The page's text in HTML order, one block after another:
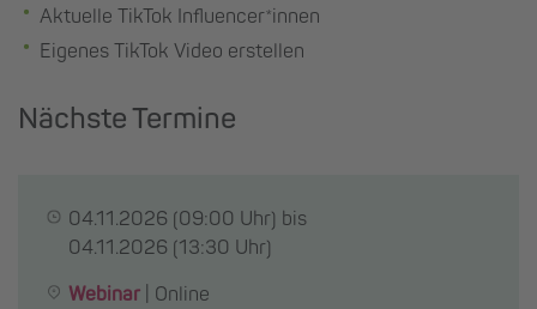
Aktuelle TikTok Influencer*innen
Eigenes TikTok Video erstellen
Nächste Termine
04.11.2026 (09:00 Uhr) bis
04.11.2026 (13:30 Uhr)
Webinar
Online